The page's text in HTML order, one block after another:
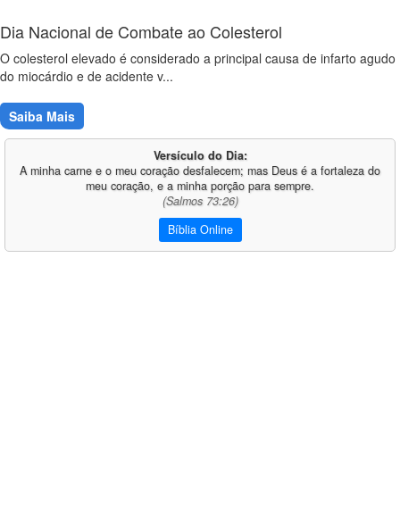
Dia Nacional de Combate ao Colesterol
O colesterol elevado é considerado a principal causa de infarto agudo
do miocárdio e de acidente v...
Saiba Mais
Versículo do Dia:
A minha carne e o meu coração desfalecem; mas Deus é a fortaleza do
meu coração, e a minha porção para sempre.
(Salmos 73:26)
Bíblia Online